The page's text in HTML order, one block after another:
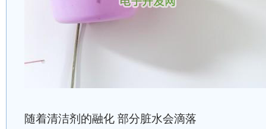
随着清洁剂的融化 部分脏水会滴落